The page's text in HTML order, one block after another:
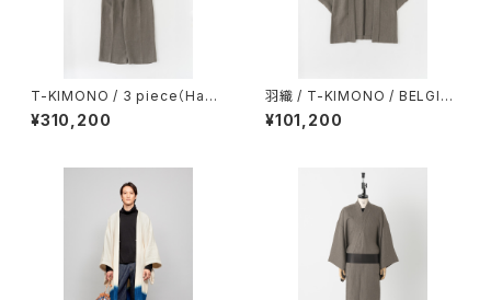
T-KIMONO / 3 piece（Haor
i・Gilet・Pants） / BELGIAN LI
NEN / TAUPE（With tailorin
¥310,200
羽織 / T-KIMONO / BELGIA
N LINEN / TAUPE（With tailo
ring）
¥101,200